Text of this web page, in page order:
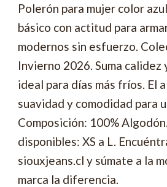
Polerón para mujer color
básico con actitud para
modernos sin esfuerzo.
Invierno 2026. Suma
ideal para días más fríos. El
suavidad y comodidad para
Composición: 100%
disponibles: XS a L.
siouxjeans.cl y súmate a la
marca la diferencia.